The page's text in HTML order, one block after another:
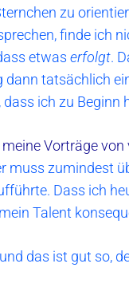
zu
finde ich
etwas erfolgt.
dann tatsächlich
ich zu Beginn
Vorträge
muss zumindest
Dass ich
Talent
das ist gut so,